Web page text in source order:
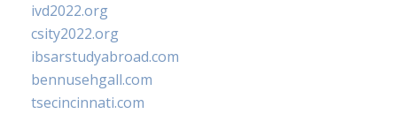
ivd2022.org
csity2022.org
ibsarstudyabroad.com
bennusehgall.com
tsecincinnati.com